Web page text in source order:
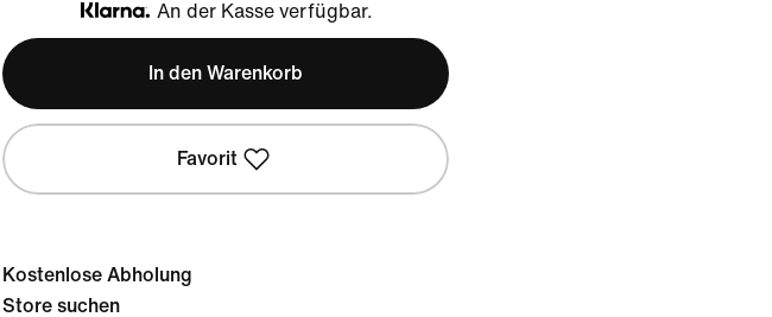
Klarna
An der Kasse verfügbar.
In den Warenkorb
Favorit
Kostenlose Abholung
Store suchen